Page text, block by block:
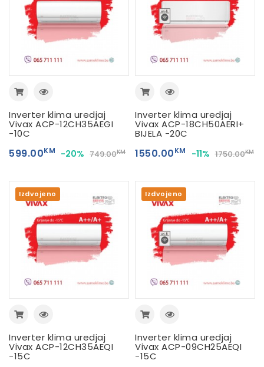
Inverter klima uredjaj
Vivax ACP-12CH35AEGI
-10C
599.00KM -20% 749.00KM
Inverter klima uredjaj
Vivax ACP-18CH50AERI+
BIJELA -20C
1550.00KM -11% 1750.00KM
Izdvojeno
Inverter klima uredjaj
Vivax ACP-12CH35AEQI
-15C
Izdvojeno
Inverter klima uredjaj
Vivax ACP-09CH25AEQI
-15C